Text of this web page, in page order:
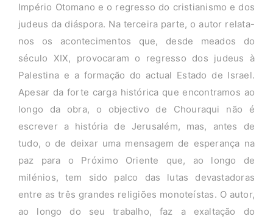
Império Otomano e o regresso do cristianismo e dos
judeus da diáspora. Na terceira parte, o autor relata-
nos os acontecimentos que, desde meados do
século XIX, provocaram o regresso dos judeus à
Palestina e a formação do actual Estado de Israel.
Apesar da forte carga histórica que encontramos ao
longo da obra, o objectivo de Chouraqui não é
escrever a história de Jerusalém, mas, antes de
tudo, o de deixar uma mensagem de esperança na
paz para o Próximo Oriente que, ao longo de
milénios, tem sido palco das lutas devastadoras
entre as três grandes religiões monoteístas. O autor,
ao longo do seu trabalho, faz a exaltação do